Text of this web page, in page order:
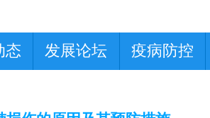
态 发展论坛 疫病防控